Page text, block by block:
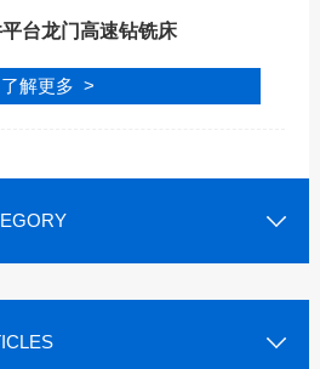
台龙门高速钻铣床
了解更多 >